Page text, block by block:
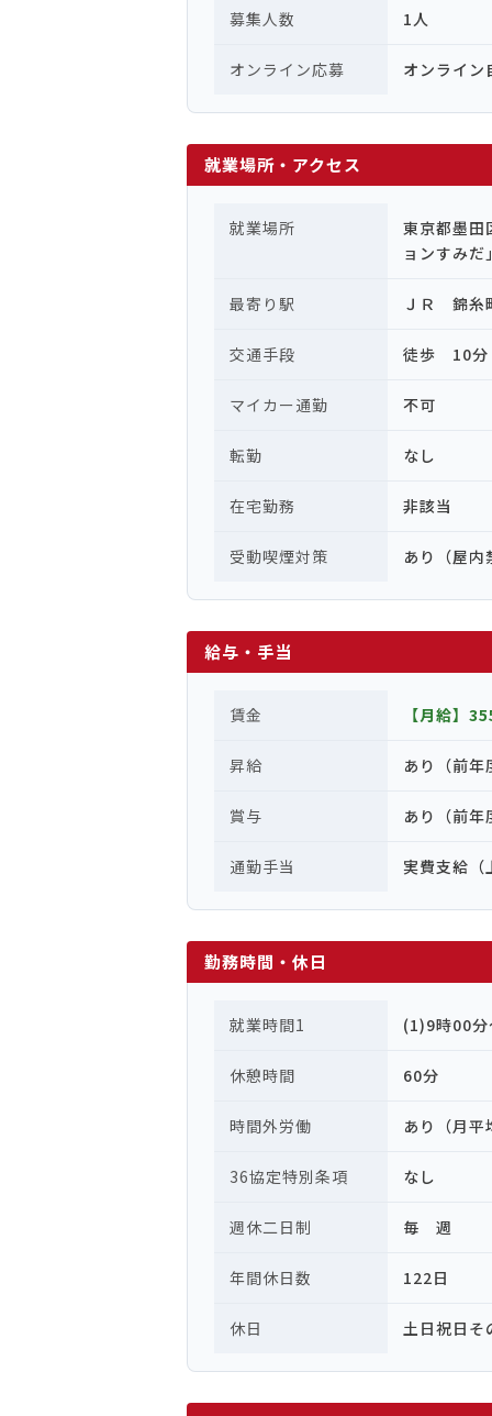
募集人数 1人
オンライン応募 オンライン
就業場所・アクセス
就業場所
東京都墨
ョンすみ
最寄り駅 ＪＲ 錦
交通手段 徒歩 10分
マイカー通勤 不可
転勤 なし
在宅勤務 非該当
受動喫煙対策 あり（屋内
給与・手当
賃金 【月給】
昇給 あり（前
賞与 あり（前
通勤手当 実費支給
勤務時間・休日
就業時間1 (1)9時00
休憩時間 60分
時間外労働 あり（月
36協定特別条項 なし
週休二日制 毎 週
年間休日数 122日
休日 土日祝日そ